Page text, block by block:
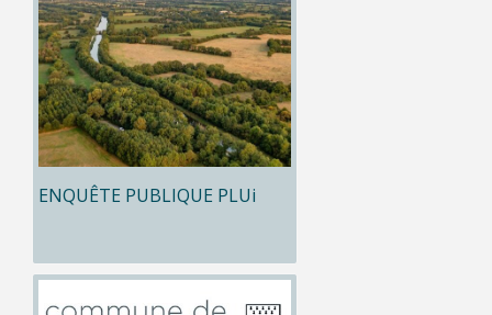
ENQUÊTE PUBLIQUE PLUi